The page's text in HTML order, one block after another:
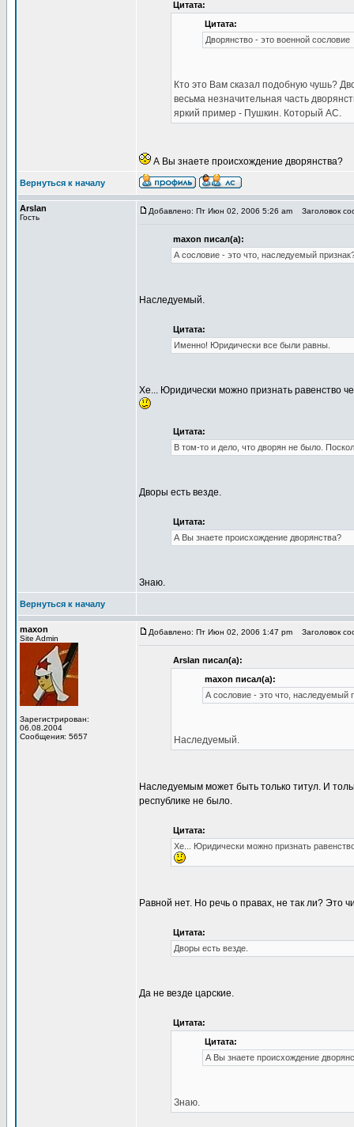
Цитата:
Цитата:
Дворянство - это военной сословие
Кто это Вам сказал подобную чушь?
весьма незначительная часть
яркий пример - Пушкин. Который АС.
А Вы знаете происхождение дворянства?
Вернуться к началу
Arslan
Гость
Добавлено: Пт Июн 02, 2006 5:26 am Заголовок
maxon писал(а):
А сословие - это что, наследуемый
Наследуемый.
Цитата:
Именно! Юридически все были равны.
Хе... Юридически можно признать равенство
Цитата:
В том-то и дело, что дворян не было.
Дворы есть везде.
Цитата:
А Вы знаете происхождение дворянства?
Знаю.
Вернуться к началу
maxon
Site Admin
Зарегистрирован:
06.08.2004
Сообщения: 5657
Добавлено: Пт Июн 02, 2006 1:47 pm Заголовок
Arslan писал(а):
maxon писал(а):
А сословие - это что, наследуемый
Наследуемый.
Наследуемым может быть только титул. И
республике не было.
Цитата:
Хе... Юридически можно признать
Равной нет. Но речь о правах, не так ли? Это
Цитата:
Дворы есть везде.
Да не везде царские.
Цитата:
Цитата:
А Вы знаете происхождение
Знаю.